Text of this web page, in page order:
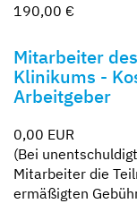
190,00 €
Mitarbeiter
Klinikums -
Arbeitgeber
0,00 EUR
(Bei
Mitarbeiter die
ermäßigten